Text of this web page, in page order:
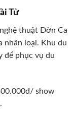
Tử
thuật Đờn Ca
nhân loại. Khu du
để phục vụ du
show